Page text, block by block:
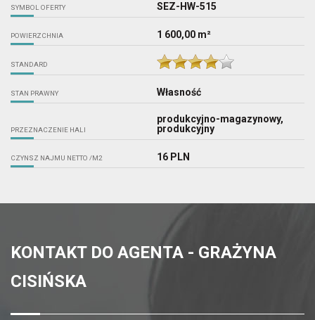
SYMBOL OFERTY SEZ-HW-515
POWIERZCHNIA 1 600,00 m²
STANDARD
STAN PRAWNY Własność
PRZEZNACZENIE HALI
produkcyjno-magazynowy,
produkcyjny
CZYNSZ NAJMU NETTO /M2 16 PLN
KONTAKT DO AGENTA - GRAŻYNA
CISIŃSKA